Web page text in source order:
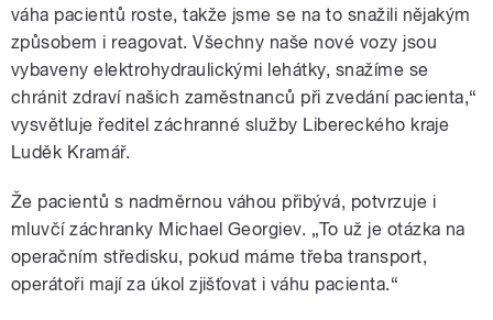
váha pacientů roste, takže jsme se na to snažili nějakým
způsobem i reagovat. Všechny naše nové vozy jsou
vybaveny elektrohydraulickými lehátky, snažíme se
chránit zdraví našich zaměstnanců při zvedání pacienta,“
vysvětluje ředitel záchranné služby Libereckého kraje
Luděk Kramář.
Že pacientů s nadměrnou váhou přibývá, potvrzuje i
mluvčí záchranky Michael Georgiev. „To už je otázka na
operačním středisku, pokud máme třeba transport,
operátoři mají za úkol zjišťovat i váhu pacienta.“